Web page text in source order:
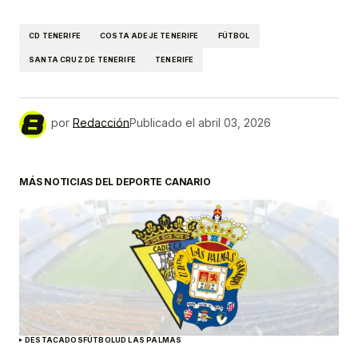
CD TENERIFE COSTA ADEJE TENERIFE FÚTBOL
SANTA CRUZ DE TENERIFE TENERIFE
por RedacciónPublicado el abril 03, 2026
MÁS NOTICIAS DEL DEPORTE CANARIO
DESTACADOSFÚTBOLUD LAS PALMAS